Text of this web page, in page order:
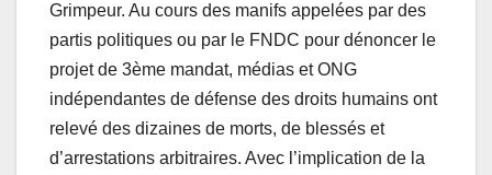
Grimpeur. Au cours des manifs appelées par des
partis politiques ou par le FNDC pour dénoncer le
projet de 3ème mandat, médias et ONG
indépendantes de défense des droits humains ont
relevé des dizaines de morts, de blessés et
d’arrestations arbitraires. Avec l’implication de la